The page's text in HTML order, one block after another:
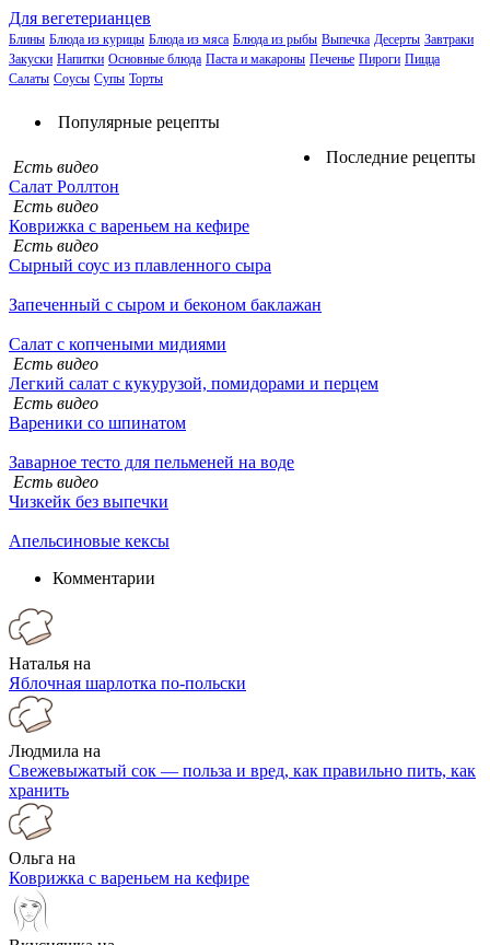
Для вегетерианцев
Блины Блюда из курицы Блюда из мяса Блюда из рыбы Выпечка Десерты Завтраки
Закуски Напитки Основные блюда Паста и макароны Печенье Пироги Пицца
Салаты Соусы Супы Торты
Популярные рецепты
Последние рецепты
Есть видео
Салат Роллтон
Есть видео
Коврижка с вареньем на кефире
Есть видео
Сырный соус из плавленного сыра
Запеченный с сыром и беконом баклажан
Салат с копчеными мидиями
Есть видео
Легкий салат с кукурузой, помидорами и перцем
Есть видео
Вареники со шпинатом
Заварное тесто для пельменей на воде
Есть видео
Чизкейк без выпечки
Апельсиновые кексы
Комментарии
Наталья на
Яблочная шарлотка по-польски
Людмила на
Свежевыжатый сок — польза и вред, как правильно пить, как
хранить
Ольга на
Коврижка с вареньем на кефире